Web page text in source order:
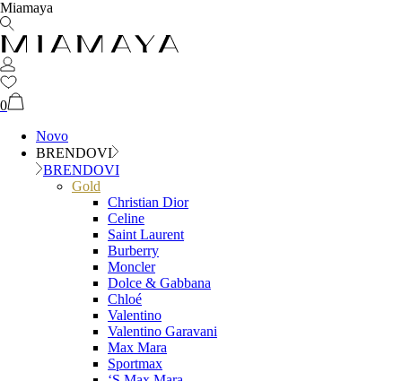
Miamaya
0
Novo
BRENDOVI
BRENDOVI
Gold
Christian Dior
Celine
Saint Laurent
Burberry
Moncler
Dolce & Gabbana
Chloé
Valentino
Valentino Garavani
Max Mara
Sportmax